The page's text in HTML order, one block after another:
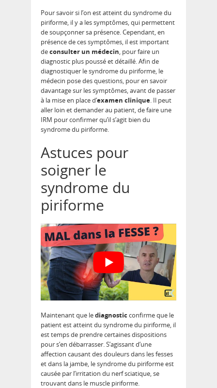
Pour savoir si l’on est atteint du syndrome du
piriforme, il y a les symptômes, qui permettent
de soupçonner sa présence. Cependant, en
présence de ces symptômes, il est important
deconsulter un médecin, pour faire un
diagnostic plus poussé et détaillé. Afin de
diagnostiquer le syndrome du piriforme, le
médecin pose des questions, pour en savoir
davantage sur les symptômes, avant de passer
à la mise en place d’examen clinique. Il peut
aller loin et demander au patient, de faire une
IRM pour confirmer qu’il s’agit bien du
syndrome du piriforme.
Astuces pour
soigner le
syndrome du
piriforme
Maintenant que lediagnostic confirme que le
patient est atteint du syndrome du piriforme, il
est temps de prendre certaines dispositions
pour s’en débarrasser. S’agissant d’une
affection causant des douleurs dans les fesses
et dans la jambe, le syndrome du piriforme est
causée par l’irritation du nerf sciatique, se
trouvant dans le muscle piriforme.